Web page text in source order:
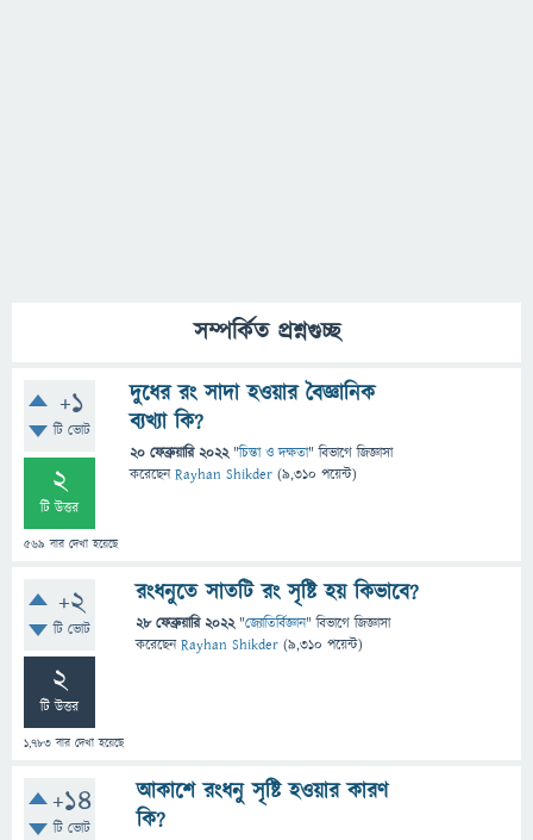
সম্পর্কিত প্রশ্নগুচ্ছ
+1
টি ভোট
2
টি উত্তর
569 বার দেখা হয়েছে
দুধের রং সাদা হওয়ার বৈজ্ঞানিক
ব্যখ্যা কি?
20 ফেব্রুয়ারি 2022 "চিন্তা ও দক্ষতা" বিভাগে জিজ্ঞাসা
করেছেনRayhan Shikder (9,310 পয়েন্ট)
+2
টি ভোট
2
টি উত্তর
1,783 বার দেখা হয়েছে
রংধনুতে সাতটি রং সৃষ্টি হয় কিভাবে?
28 ফেব্রুয়ারি 2022 "জ্যোতির্বিজ্ঞান" বিভাগে জিজ্ঞাসা
করেছেনRayhan Shikder (9,310 পয়েন্ট)
+14
টি ভোট
আকাশে রংধনু সৃষ্টি হওয়ার কারণ
কি?